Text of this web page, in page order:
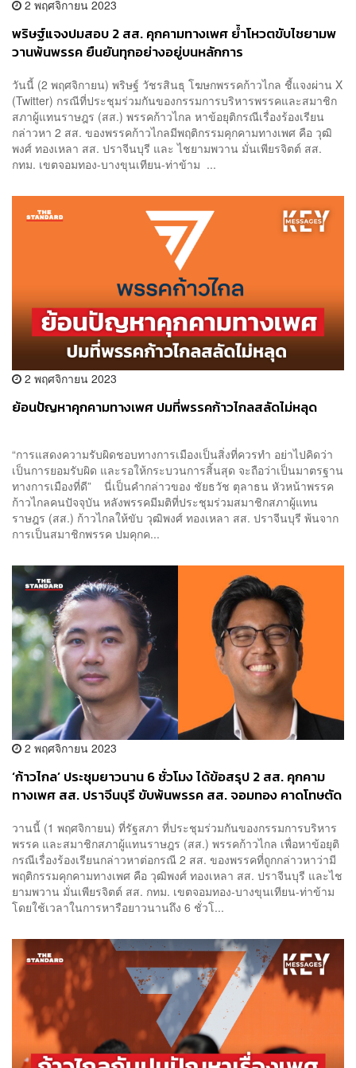
2 พฤศจิกายน 2023
พริษฐ์แจงปมสอบ 2 สส. คุกคามทางเพศ ย้ำโหวตขับไชยามพ
วานพ้นพรรค ยืนยันทุกอย่างอยู่บนหลักการ
วันนี้ (2 พฤศจิกายน) พริษฐ์ วัชรสินธุ โฆษกพรรคก้าวไกล ชี้แจงผ่าน X
(Twitter) กรณีที่ประชุมร่วมกันของกรรมการบริหารพรรคและสมาชิก
สภาผู้แทนราษฎร (สส.) พรรคก้าวไกล หาข้อยุติกรณีเรื่องร้องเรียน
กล่าวหา 2 สส. ของพรรคก้าวไกลมีพฤติกรรมคุกคามทางเพศ คือ วุฒิ
พงศ์ ทองเหลา สส. ปราจีนบุรี และ ไชยามพวาน มั่นเพียรจิตต์ สส.
กทม. เขตจอมทอง-บางขุนเทียน-ท่าข้าม ...
2 พฤศจิกายน 2023
ย้อนปัญหาคุกคามทางเพศ ปมที่พรรคก้าวไกลสลัดไม่หลุด
“การแสดงความรับผิดชอบทางการเมืองเป็นสิ่งที่ควรทำ อย่าไปคิดว่า
เป็นการยอมรับผิด และรอให้กระบวนการสิ้นสุด จะถือว่าเป็นมาตรฐาน
ทางการเมืองที่ดี” นี่เป็นคำกล่าวของ ชัยธวัช ตุลาธน หัวหน้าพรรค
ก้าวไกลคนปัจจุบัน หลังพรรคมีมติที่ประชุมร่วมสมาชิกสภาผู้แทน
ราษฎร (สส.) ก้าวไกลให้ขับ วุฒิพงศ์ ทองเหลา สส. ปราจีนบุรี พ้นจาก
การเป็นสมาชิกพรรค ปมคุกค...
2 พฤศจิกายน 2023
‘ก้าวไกล’ ประชุมยาวนาน 6 ชั่วโมง ได้ข้อสรุป 2 สส. คุกคาม
ทางเพศ สส. ปราจีนบุรี ขับพ้นพรรค สส. จอมทอง คาดโทษตัด
วานนี้ (1 พฤศจิกายน) ที่รัฐสภา ที่ประชุมร่วมกันของกรรมการบริหาร
พรรค และสมาชิกสภาผู้แทนราษฎร (สส.) พรรคก้าวไกล เพื่อหาข้อยุติ
กรณีเรื่องร้องเรียนกล่าวหาต่อกรณี 2 สส. ของพรรคที่ถูกกล่าวหาว่ามี
พฤติกรรมคุกคามทางเพศ คือ วุฒิพงศ์ ทองเหลา สส. ปราจีนบุรี และไช
ยามพวาน มั่นเพียรจิตต์ สส. กทม. เขตจอมทอง-บางขุนเทียน-ท่าข้าม
โดยใช้เวลาในการหารือยาวนานถึง 6 ชั่วโ...